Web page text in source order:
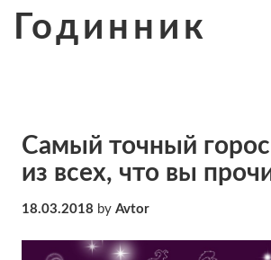
Годинник
Самый точный
из всех, что вы
18.03.2018 by Avtor